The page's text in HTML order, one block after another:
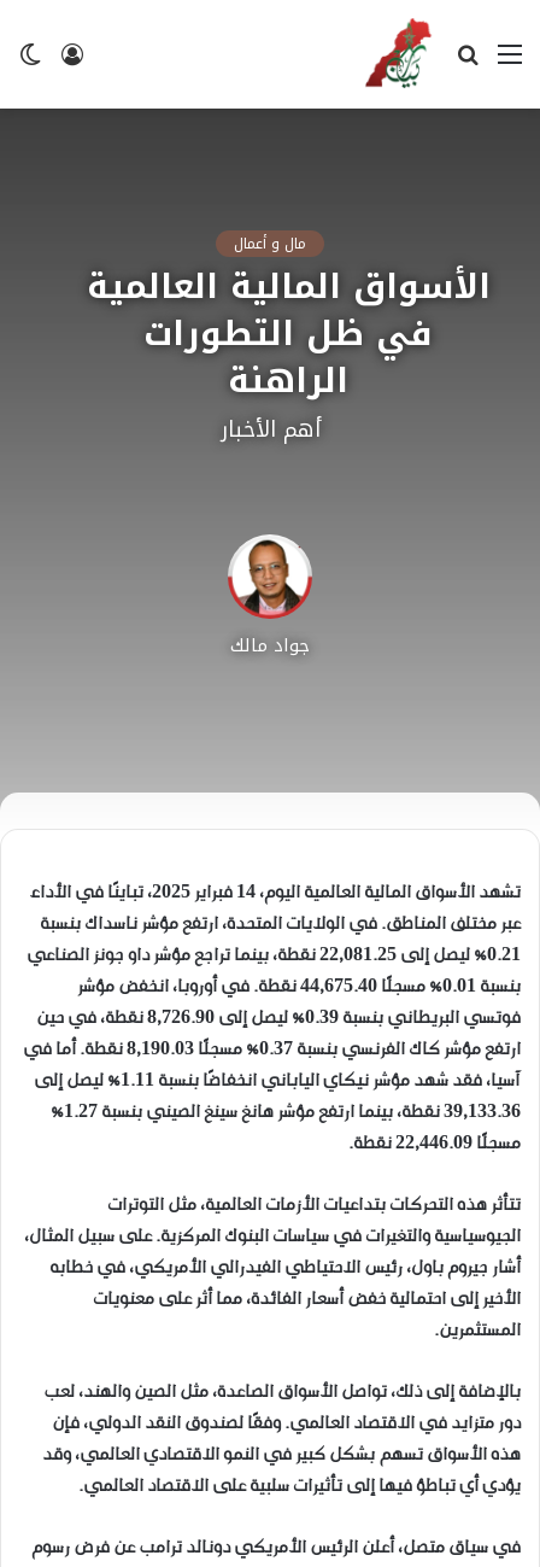
تسجيل
القائمة بحث
مال و أعمال
الأسواق المالية العالمية
في ظل التطورات
الراهنة
أهم الأخبار
جواد مالك
تشهد الأسواق المالية العالمية اليوم، 14 فبراير 2025، تباينًا في الأداء
عبر مختلف المناطق. في الولايات المتحدة، ارتفع مؤشر ناسداك بنسبة
0.21% ليصل إلى 22,081.25 نقطة، بينما تراجع مؤشر داو جونز الصناعي
بنسبة 0.01% مسجلًا 44,675.40 نقطة. في أوروبا، انخفض مؤشر
فوتسي البريطاني بنسبة 0.39% ليصل إلى 8,726.90 نقطة، في حين
ارتفع مؤشر كاك الفرنسي بنسبة 0.37% مسجلًا 8,190.03 نقطة. أما في
آسيا، فقد شهد مؤشر نيكاي الياباني انخفاضًا بنسبة 1.11% ليصل إلى
39,133.36 نقطة، بينما ارتفع مؤشر هانغ سينغ الصيني بنسبة 1.27%
مسجلًا 22,446.09 نقطة.
تتأثر هذه التحركات بتداعيات الأزمات العالمية، مثل التوترات
الجيوسياسية والتغيرات في سياسات البنوك المركزية. على سبيل المثال،
أشار جيروم باول، رئيس الاحتياطي الفيدرالي الأمريكي، في خطابه
الأخير إلى احتمالية خفض أسعار الفائدة، مما أثر على معنويات
المستثمرين.
بالإضافة إلى ذلك، تواصل الأسواق الصاعدة، مثل الصين والهند، لعب
دور متزايد في الاقتصاد العالمي. وفقًا لصندوق النقد الدولي، فإن
هذه الأسواق تسهم بشكل كبير في النمو الاقتصادي العالمي، وقد
يؤدي أي تباطؤ فيها إلى تأثيرات سلبية على الاقتصاد العالمي.
في سياق متصل، أعلن الرئيس الأمريكي دونالد ترامب عن فرض رسوم